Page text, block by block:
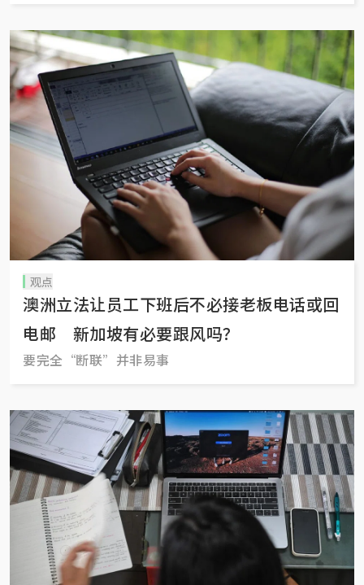
观点
澳洲立法让员工下班后不必接老板电话或回
电邮 新加坡有必要跟风吗？
要完全“断联”并非易事